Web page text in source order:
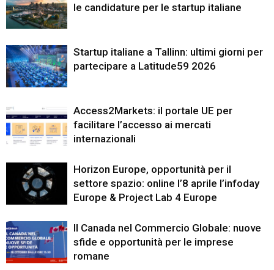
le candidature per le startup italiane
Startup italiane a Tallinn: ultimi giorni per
partecipare a Latitude59 2026
Access2Markets: il portale UE per
facilitare l’accesso ai mercati
internazionali
Horizon Europe, opportunità per il
settore spazio: online l’8 aprile l’infoday
Europe & Project Lab 4 Europe
Il Canada nel Commercio Globale: nuove
sfide e opportunità per le imprese
romane